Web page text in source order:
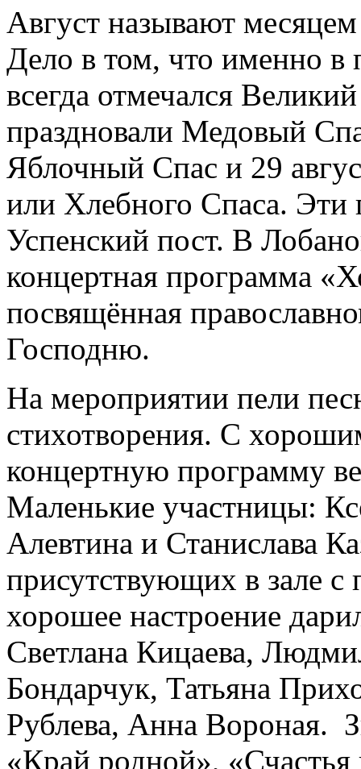
Август называют
Дело в том, что именно в
всегда отмечался
праздновали Медовый
Яблочный Спас и 29
или Хлебного Спаса. Эти
Успенский пост. В
концертная программа
посвящённая
Господню.
На мероприятии пели
стихотворения. С
концертную программу
Маленькие участницы:
Алевтина и Станислава
присутствующих в зале
хорошее настроение
Светлана Кицаева,
Бондарчук, Татьяна
Рублева, Анна Вороная.
«Край родной»,